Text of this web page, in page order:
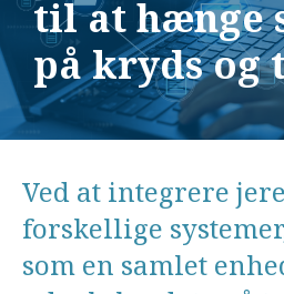
til at hænge
på kryds og
Ved at integrere
forskellige
som en samlet